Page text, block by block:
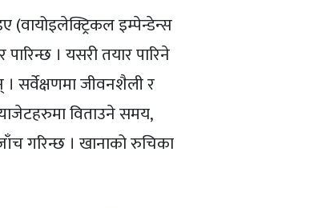
(वायोइलेक्ट्रिकल इम्पेन्डेन्स
। यसरी तयार पारिने
सर्वेक्षणमा जीवनशैली र
विताउने समय,
गरिन्छ । खानाको रुचिका